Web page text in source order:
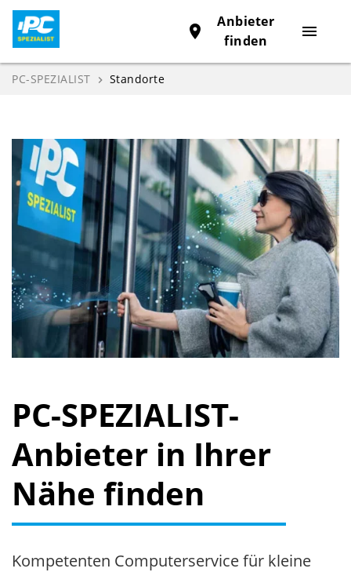
menu
place
Anbieter
finden
PC-SPEZIALIST navigate_next Standorte
PC-SPEZIALIST-
Anbieter in Ihrer
Nähe finden
Kompetenten Computerservice für kleine